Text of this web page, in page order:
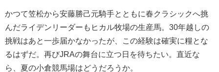
かつて笠松から安藤勝己元騎手とともに春クラシックへ挑
んだライデンリーダーもヒカル牧場の生産馬。30年越しの
挑戦はあと一歩届かなかったが、この経験は確実に糧とな
るはずだ。再びJRAの舞台に立つ日を待ちたい。直近な
ら、夏の小倉競馬場はどうだろうか。